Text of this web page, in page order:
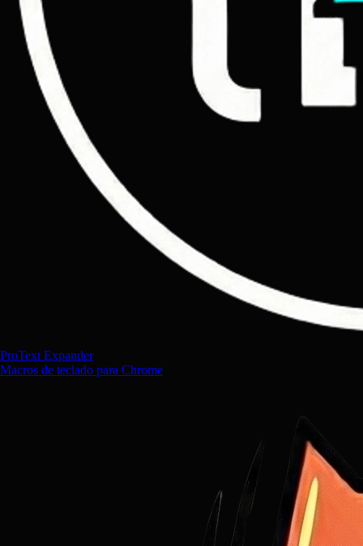
ProText Expander
Macros de teclado para Chrome